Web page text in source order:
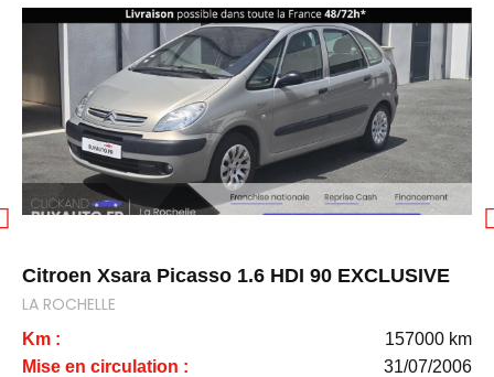
Citroen Xsara Picasso 1.6 HDI 90 EXCLUSIVE
LA ROCHELLE
Km :
157000 km
Mise en circulation :
31/07/2006